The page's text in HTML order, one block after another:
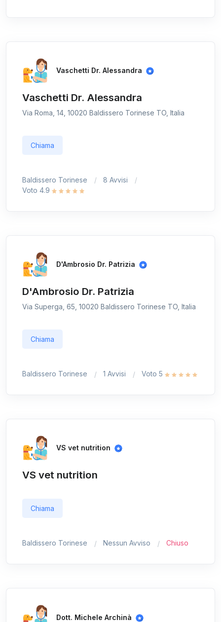
Vaschetti Dr. Alessandra
Vaschetti Dr. Alessandra
Via Roma, 14, 10020 Baldissero Torinese TO, Italia
Chiama
Baldissero Torinese
8 Avvisi
Voto 4.9
D'Ambrosio Dr. Patrizia
D'Ambrosio Dr. Patrizia
Via Superga, 65, 10020 Baldissero Torinese TO, Italia
Chiama
Baldissero Torinese 1 Avvisi Voto 5
VS vet nutrition
VS vet nutrition
Chiama
Baldissero Torinese Nessun Avviso Chiuso
Dott. Michele Archinà